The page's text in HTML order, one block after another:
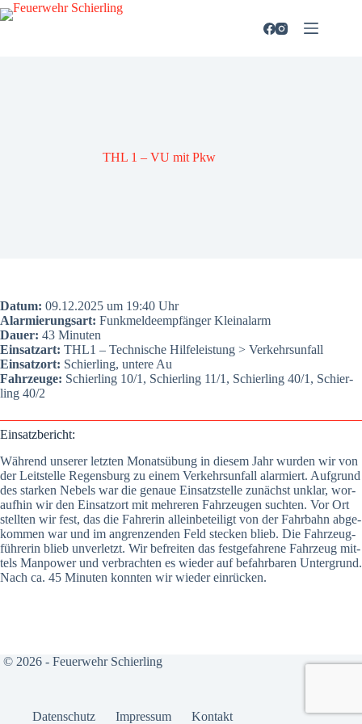
Zum
Inhalt
THL 1 – VU mit Pkw
Datum: 09.12.2025 um 19:40 Uhr
Alar­mie­rungs­art: Funk­mel­de­emp­fän­ger Kleinalarm
Dau­er: 43 Minu­ten
Ein­satz­art: THL1 – Tech­ni­sche Hil­fe­leis­tung > Ver­kehrs­un­fall
Ein­satz­ort: Schier­ling, unte­re Au
Fahr­zeu­ge: Schier­ling 10/1, Schier­ling 11/1, Schier­ling 40/1, Schier­
ling 40/2
Ein­satz­be­richt:
Wäh­rend unse­rer letz­ten Monats­übung in die­sem Jahr wur­den wir von
der Leit­stel­le Regens­burg zu einem Ver­kehrs­un­fall alar­miert. Auf­grund
des star­ken Nebels war die genaue Ein­satz­stel­le zunächst unklar, wor­
auf­hin wir den Ein­satz­ort mit meh­re­ren Fahr­zeu­gen such­ten. Vor Ort
stell­ten wir fest, das die Fah­re­rin allein­be­tei­ligt von der Fahr­bahn abge­
kom­men war und im angren­zen­den Feld ste­cken blieb. Die Fahr­zeug­
füh­re­rin blieb unver­letzt. Wir befrei­ten das fest­ge­fah­re­ne Fahr­zeug mit­
tels Man­power und ver­brach­ten es wie­der auf befahr­ba­ren Unter­grund.
Nach ca. 45 Minu­ten konn­ten wir wie­der ein­rü­cken.
© 2026 - Feuerwehr Schierling
Daten­schutz Impres­sum Kon­takt